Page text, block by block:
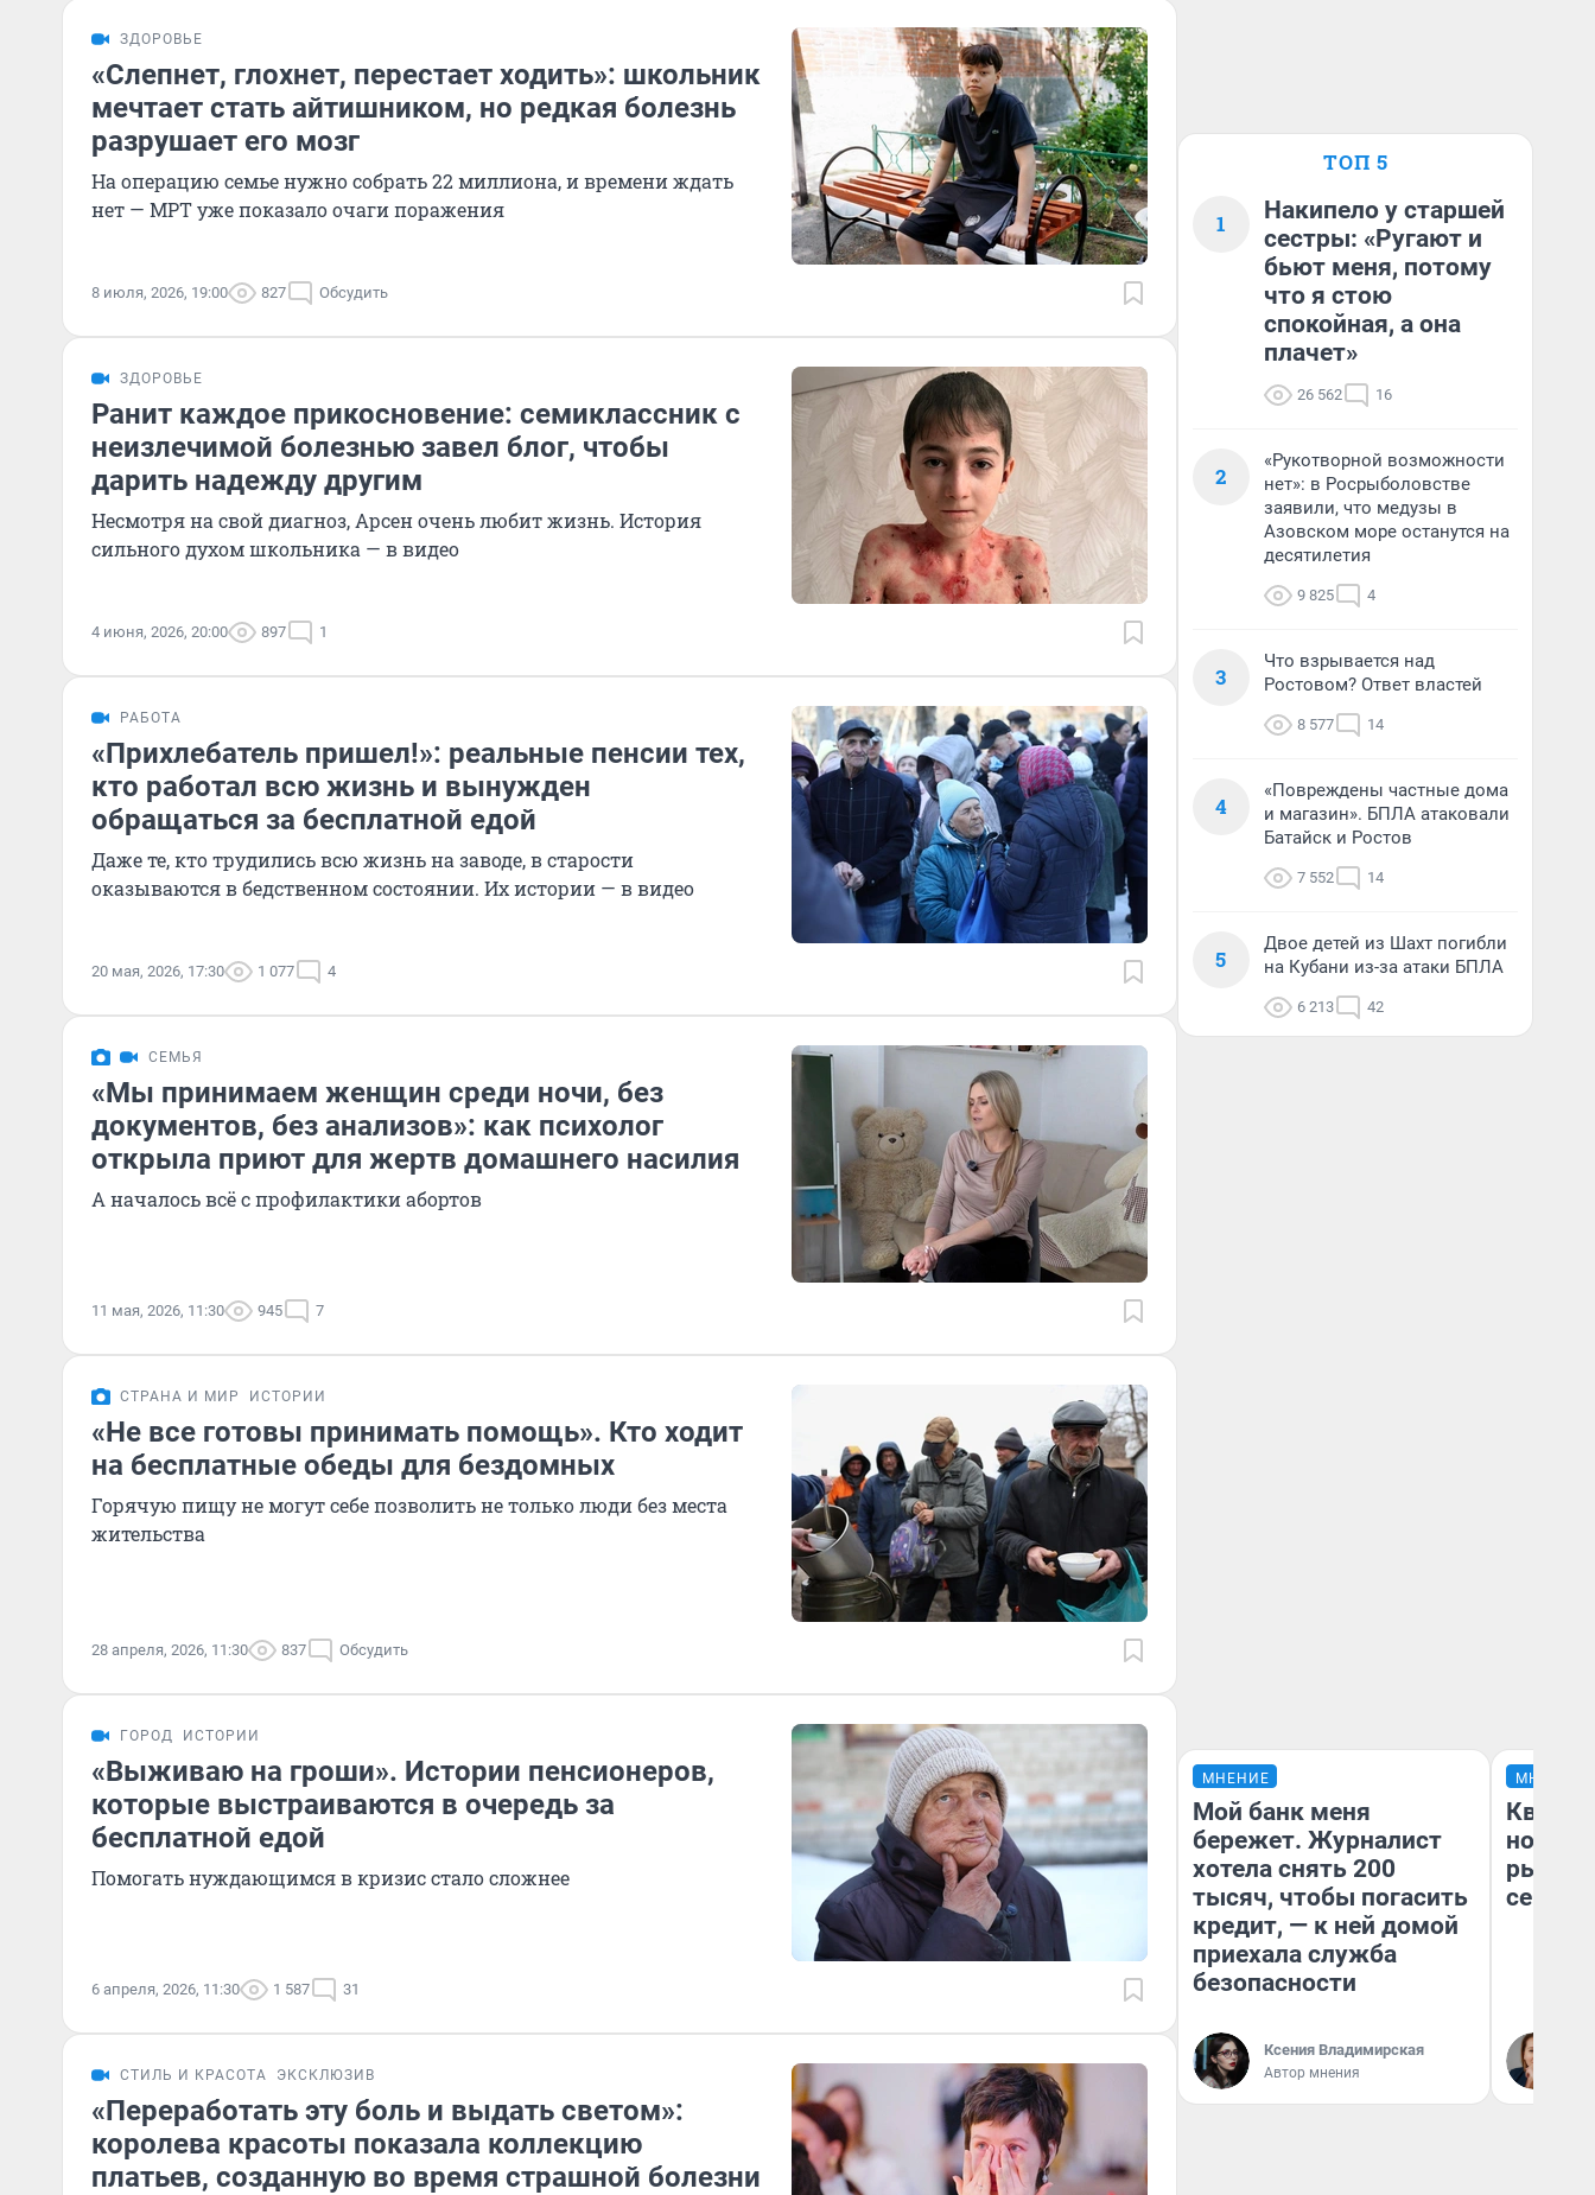
ЗДОРОВЬЕ
«Слепнет, глохнет, перестает ходить»: школьник
мечтает стать айтишником, но редкая болезнь
разрушает его мозг
На операцию семье нужно собрать 22 миллиона, и времени ждать
нет — МРТ уже показало очаги поражения
8 июля, 2026, 19:00 827 Обсудить
ЗДОРОВЬЕ
Ранит каждое прикосновение: семиклассник с
неизлечимой болезнью завел блог, чтобы
дарить надежду другим
Несмотря на свой диагноз, Арсен очень любит жизнь. История
сильного духом школьника — в видео
4 июня, 2026, 20:00 897 1
РАБОТА
«Прихлебатель пришел!»: реальные пенсии тех,
кто работал всю жизнь и вынужден
обращаться за бесплатной едой
Даже те, кто трудились всю жизнь на заводе, в старости
оказываются в бедственном состоянии. Их истории — в видео
20 мая, 2026, 17:30 1 077 4
СЕМЬЯ
«Мы принимаем женщин среди ночи, без
документов, без анализов»: как психолог
открыла приют для жертв домашнего насилия
А началось всё с профилактики абортов
11 мая, 2026, 11:30 945 7
СТРАНА И МИР ИСТОРИИ
«Не все готовы принимать помощь». Кто ходит
на бесплатные обеды для бездомных
Горячую пищу не могут себе позволить не только люди без места
жительства
28 апреля, 2026, 11:30 837 Обсудить
ГОРОД ИСТОРИИ
«Выживаю на гроши». Истории пенсионеров,
которые выстраиваются в очередь за
бесплатной едой
Помогать нуждающимся в кризис стало сложнее
6 апреля, 2026, 11:30 1 587 31
СТИЛЬ И КРАСОТА ЭКСКЛЮЗИВ
«Переработать эту боль и выдать светом»:
королева красоты показала коллекцию
платьев, созданную во время страшной болезни
ТОП 5
1
Накипело у старшей
сестры: «Ругают и
бьют меня, потому
что я стою
спокойная, а она
плачет»
26 562 16
2
«Рукотворной возможности
нет»: в Росрыболовстве
заявили, что медузы в
Азовском море останутся на
десятилетия
9 825 4
3
Что взрывается над
Ростовом? Ответ властей
8 577 14
4
«Повреждены частные дома
и магазин». БПЛА атаковали
Батайск и Ростов
7 552 14
5
Двое детей из Шахт погибли
на Кубани из-за атаки БПЛА
6 213 42
МНЕНИЕ
Мой банк меня
бережет. Журналист
хотела снять 200
тысяч, чтобы погасить
кредит, — к ней домой
приехала служба
безопасности
Ксения Владимирская
Автор мнения
МНЕНИЕ
но
рынок